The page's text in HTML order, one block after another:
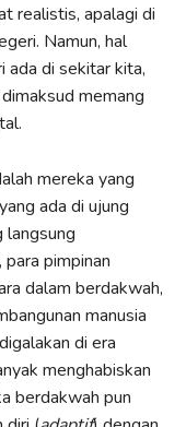
realistis, apalagi di
Namun, hal
ada di sekitar kita,
memang
mereka yang
ada di ujung
langsung
pimpinan
dalam berdakwah,
manusia
di era
menghabiskan
berdakwah pun